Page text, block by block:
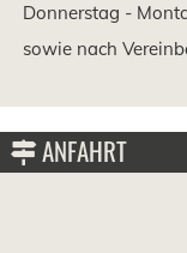
Donnerstag -
sowie nach
ANFAHRT